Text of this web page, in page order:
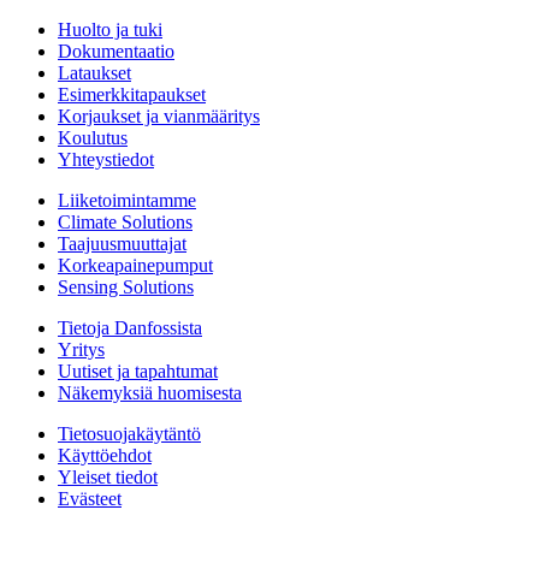
Huolto ja tuki
Dokumentaatio
Lataukset
Esimerkkitapaukset
Korjaukset ja vianmääritys
Koulutus
Yhteystiedot
Liiketoimintamme
Climate Solutions
Taajuusmuuttajat
Korkeapainepumput
Sensing Solutions
Tietoja Danfossista
Yritys
Uutiset ja tapahtumat
Näkemyksiä huomisesta
Tietosuojakäytäntö
Käyttöehdot
Yleiset tiedot
Evästeet